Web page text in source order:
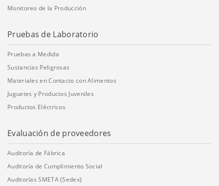
Monitoreo de la Producción
Pruebas de Laboratorio
Pruebas a Medida
Sustancias Peligrosas
Materiales en Contacto con Alimentos
Juguetes y Productos Juveniles
Productos Eléctricos
Evaluación de proveedores
Auditoría de Fábrica
Auditoría de Cumplimiento Social
Auditorías SMETA (Sedex)